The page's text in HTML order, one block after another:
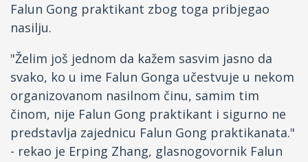
Falun Gong praktikant zbog toga pribjegao
nasilju.
"Želim još jednom da kažem sasvim jasno da
svako, ko u ime Falun Gonga učestvuje u nekom
organizovanom nasilnom činu, samim tim
činom, nije Falun Gong praktikant i sigurno ne
predstavlja zajednicu Falun Gong praktikanata."
- rekao je Erping Zhang, glasnogovornik Falun